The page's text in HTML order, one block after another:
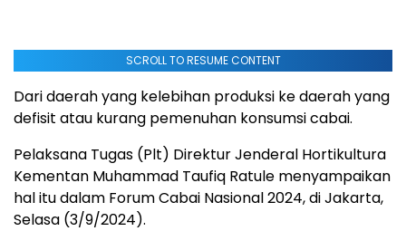
SCROLL TO RESUME CONTENT
Dari daerah yang kelebihan produksi ke daerah yang
defisit atau kurang pemenuhan konsumsi cabai.
Pelaksana Tugas (Plt) Direktur Jenderal Hortikultura
Kementan Muhammad Taufiq Ratule menyampaikan
hal itu dalam Forum Cabai Nasional 2024, di Jakarta,
Selasa (3/9/2024).